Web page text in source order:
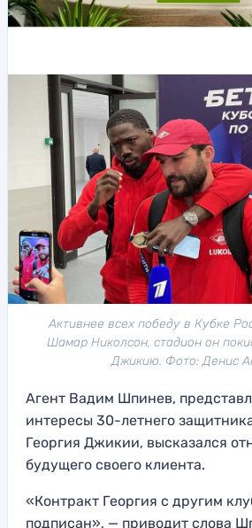
Активнее всех победу в Кубке
Шамар Николсон, стадион он
Джикию. Фото: Денис
Агент Вадим Шпинев,
интересы 30-летнего
Георгия Джикии, высказался
будущего своего клиента.
«Контракт Георгия с другим
подписан», — приводит слова